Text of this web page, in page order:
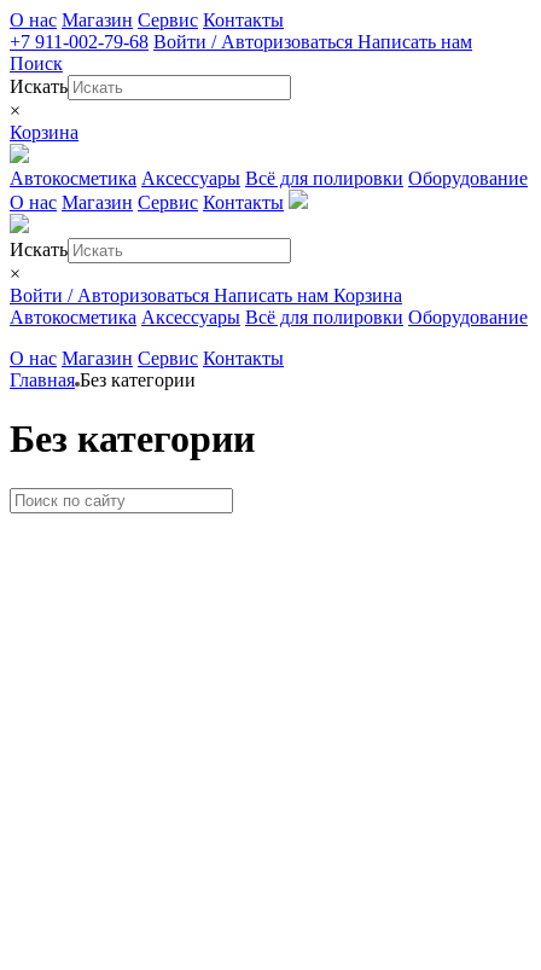
О нас Магазин Сервис Контакты
+7 911-002-79-68 Войти / Авторизоваться Написать нам
Поиск
Искать
×
Корзина
Автокосметика Аксессуары Всё для полировки Оборудование
О нас Магазин Сервис Контакты
Искать
×
Войти / Авторизоваться Написать нам Корзина
Автокосметика Аксессуары Всё для полировки Оборудование
О нас Магазин Сервис Контакты
Главная Без категории
Без категории